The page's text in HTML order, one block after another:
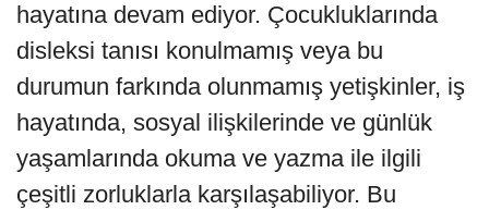
hayatına devam ediyor. Çocukluklarında
disleksi tanısı konulmamış veya bu
durumun farkında olunmamış yetişkinler, iş
hayatında, sosyal ilişkilerinde ve günlük
yaşamlarında okuma ve yazma ile ilgili
çeşitli zorluklarla karşılaşabiliyor. Bu